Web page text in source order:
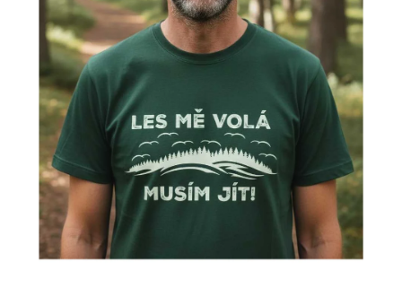
MÁM SRDCE POMÁHÁM
VÁNOCE
PROVIZNÍ SYSTÉM
O nás Časté otázky
Obchodní podmínky
Zásady zpracování ochrany osobních údajů
Napište nám